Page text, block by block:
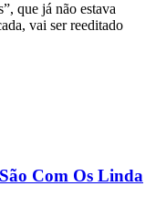
que já não estava
vai ser reeditado
Com Os Linda